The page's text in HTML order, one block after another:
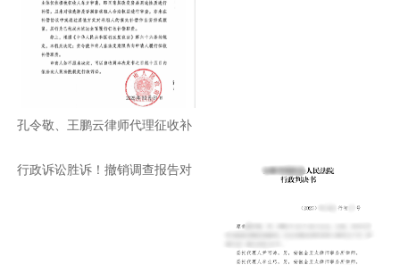
孔令敬、王鹏云律师代理征收补
偿
行政诉讼胜诉！撤销调查报告对